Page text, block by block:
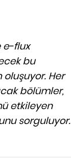
e-flux
bu
Her
bölümler,
etkileyen
sorguluyor.